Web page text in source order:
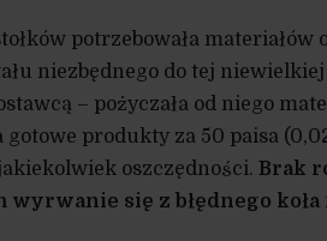
potrzebowała materiałów
niezbędnego do tej
– pożyczała od niego
produkty za 50 paisa
oszczędności. Brak
wyrwanie się z błędnego